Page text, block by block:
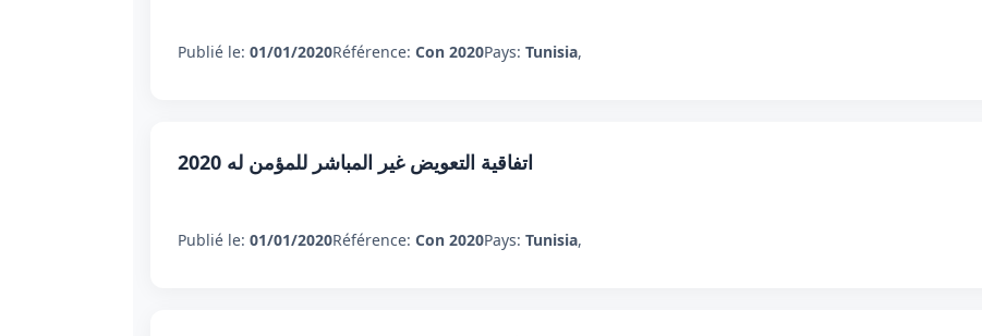
Publié le: 01/01/2020Référence: Con 2020Pays: Tunisia,
اتفاقية التعويض غير المباشر للمؤمن له 2020
Publié le: 01/01/2020Référence: Con 2020Pays: Tunisia,